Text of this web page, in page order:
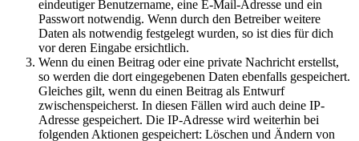
eindeutiger Benutzername, eine E-Mail-Adresse und ein
Passwort notwendig. Wenn durch den Betreiber weitere
Daten als notwendig festgelegt wurden, so ist dies für dich
vor deren Eingabe ersichtlich.
Wenn du einen Beitrag oder eine private Nachricht erstellst,
so werden die dort eingegebenen Daten ebenfalls gespeichert.
Gleiches gilt, wenn du einen Beitrag als Entwurf
zwischenspeicherst. In diesen Fällen wird auch deine IP-
Adresse gespeichert. Die IP-Adresse wird weiterhin bei
folgenden Aktionen gespeichert: Löschen und Ändern von